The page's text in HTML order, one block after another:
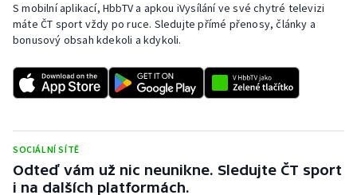
Short track
Sportovní střelba
Stolní tenis
Triatlon
Veslování
S mobilní aplikací, HbbTV a apkou iVysílání ve své chytré televizi
máte ČT sport vždy po ruce. Sledujte přímé přenosy, články a
bonusový obsah kdekoli a kdykoli.
SOCIÁLNÍ SÍTĚ
Odteď vám už nic neunikne. Sledujte ČT sport
i na dalších platformách.